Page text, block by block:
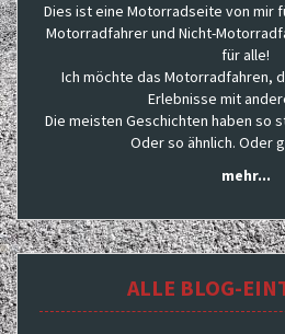
Dies ist eine Motorradseite von mir
Motorradfahrer und Nicht-
für alle!
Ich möchte das Motorradfahren,
Erlebnisse mit
Die meisten Geschichten haben so
Oder so ähnlich. Oder
mehr...
ALLE BLOG-